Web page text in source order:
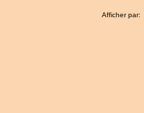
Afficher par: